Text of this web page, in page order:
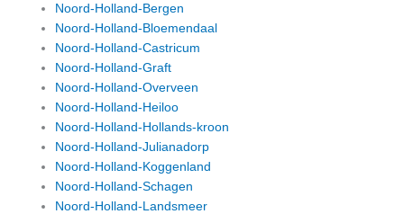
Noord-Holland-Bergen
Noord-Holland-Bloemendaal
Noord-Holland-Castricum
Noord-Holland-Graft
Noord-Holland-Overveen
Noord-Holland-Heiloo
Noord-Holland-Hollands-kroon
Noord-Holland-Julianadorp
Noord-Holland-Koggenland
Noord-Holland-Schagen
Noord-Holland-Landsmeer